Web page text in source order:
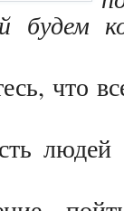
будем
что